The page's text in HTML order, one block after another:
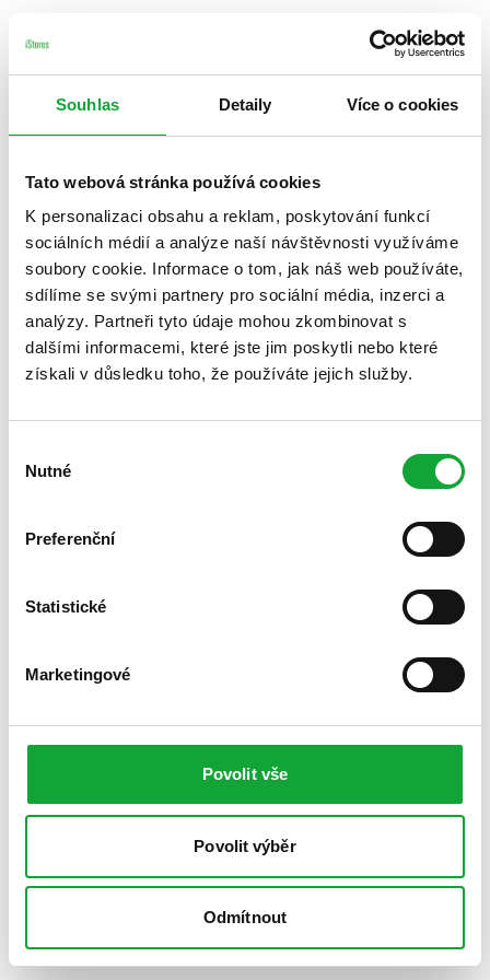
Souhlas Detaily Více o cookies
Tato webová stránka používá cookies
K personalizaci obsahu a reklam, poskytování funkcí
sociálních médií a analýze naší návštěvnosti využíváme
soubory cookie. Informace o tom, jak náš web používáte,
sdílíme se svými partnery pro sociální média, inzerci a
analýzy. Partneři tyto údaje mohou zkombinovat s
dalšími informacemi, které jste jim poskytli nebo které
získali v důsledku toho, že používáte jejich služby.
souhlasu
Nutné
Preferenční
Statistické
Marketingové
Povolit vše
Povolit výběr
Odmítnout